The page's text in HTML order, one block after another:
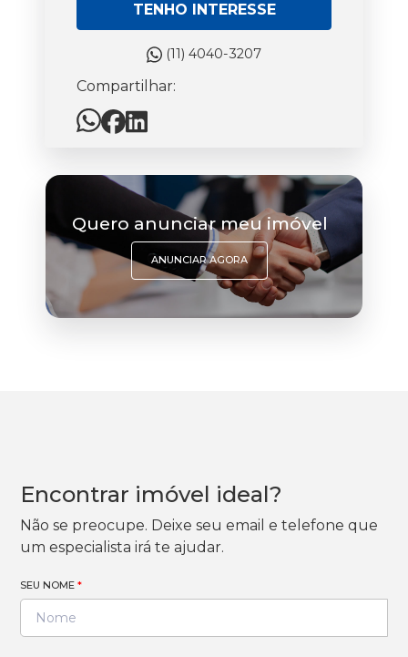
TENHO INTERESSE
(11) 4040-3207
Compartilhar:
Quero anunciar meu imóvel
ANUNCIAR AGORA
Encontrar imóvel ideal?
Não se preocupe. Deixe seu email e telefone que
um especialista irá te ajudar.
SEU NOME*